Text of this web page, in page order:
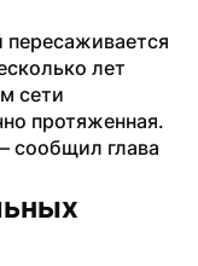
пересаживается
лет
сети
протяженная.
сообщил глава